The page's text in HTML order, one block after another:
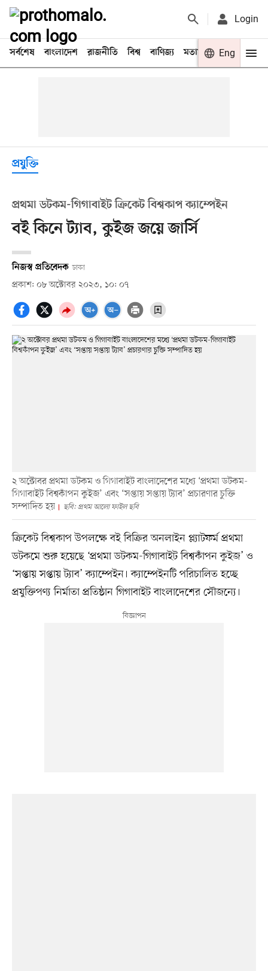
Login
সর্বশেষ বাংলাদেশ রাজনীতি বিশ্ব বাণিজ্য মতামত খেলা
Eng
প্রযুক্তি
প্রথমা ডটকম-গিগাবাইট ক্রিকেট বিশ্বকাপ ক্যাম্পেইন
বই কিনে ট্যাব, কুইজ জয়ে জার্সি
নিজস্ব প্রতিবেদক ঢাকা
প্রকাশ: ০৮ অক্টোবর ২০২৩, ১০: ০৭
২ অক্টোবর প্রথমা ডটকম ও গিগাবাইট বাংলাদেশের মধ্যে ‘প্রথমা ডটকম-
গিগাবাইট বিশ্বকাঁপন কুইজ’ এবং ‘সপ্তায় সপ্তায় ট্যাব’ প্রচারণার চুক্তি
সম্পাদিত হয়
ছবি: প্রথম আলো ফাইল ছবি
ক্রিকেট বিশ্বকাপ উপলক্ষে বই বিক্রির অনলাইন প্ল্যাটফর্ম প্রথমা
ডটকমে শুরু হয়েছে ‘প্রথমা ডটকম-গিগাবাইট বিশ্বকাঁপন কুইজ’ ও
‘সপ্তায় সপ্তায় ট্যাব’ ক্যাম্পেইন। ক্যাম্পেইনটি পরিচালিত হচ্ছে
প্রযুক্তিপণ্য নির্মাতা প্রতিষ্ঠান গিগাবাইট বাংলাদেশের সৌজন্যে।